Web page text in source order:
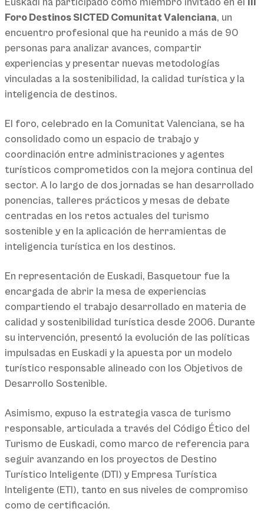
Euskadi ha participado como miembro invitado en el III
Foro Destinos SICTED Comunitat Valenciana, un
encuentro profesional que ha reunido a más de 90
personas para analizar avances, compartir
experiencias y presentar nuevas metodologías
vinculadas a la sostenibilidad, la calidad turística y la
inteligencia de destinos.
El foro, celebrado en la Comunitat Valenciana, se ha
consolidado como un espacio de trabajo y
coordinación entre administraciones y agentes
turísticos comprometidos con la mejora continua del
sector. A lo largo de dos jornadas se han desarrollado
ponencias, talleres prácticos y mesas de debate
centradas en los retos actuales del turismo
sostenible y en la aplicación de herramientas de
inteligencia turística en los destinos.
En representación de Euskadi, Basquetour fue la
encargada de abrir la mesa de experiencias
compartiendo el trabajo desarrollado en materia de
calidad y sostenibilidad turística desde 2006. Durante
su intervención, presentó la evolución de las políticas
impulsadas en Euskadi y la apuesta por un modelo
turístico responsable alineado con los Objetivos de
Desarrollo Sostenible.
Asimismo, expuso la estrategia vasca de turismo
responsable, articulada a través del Código Ético del
Turismo de Euskadi, como marco de referencia para
seguir avanzando en los proyectos de Destino
Turístico Inteligente (DTI) y Empresa Turística
Inteligente (ETI), tanto en sus niveles de compromiso
como de certificación.